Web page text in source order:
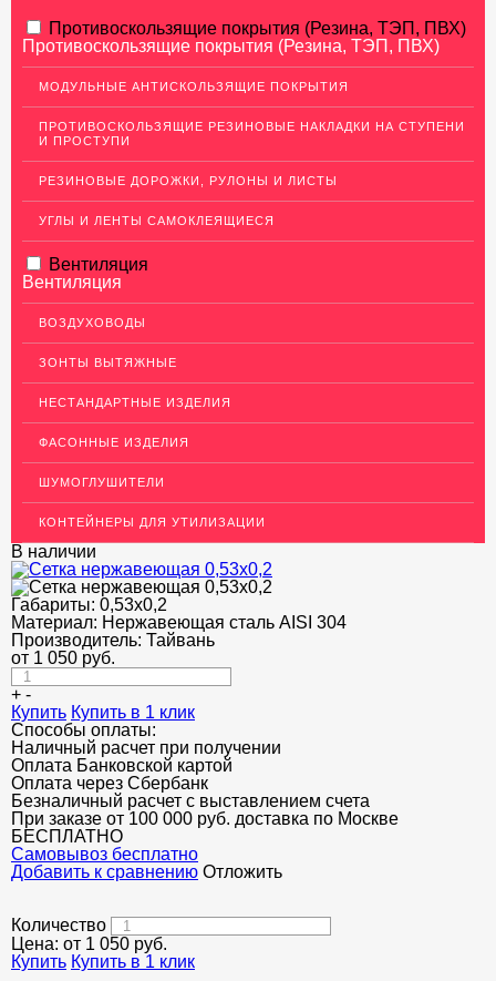
АЛЮМИНИЕВЫЙ ПРОКАТ
НЕРЖАВЕЮЩАЯ СТАЛЬ
Нержавеющие листы
Уголки из нержавеющей стали
Полоса из нержавейки
Нержавеющие трубы
ПВЛ-листы
Сетка из нержавейки
МЕДНЫЙ ПРОКАТ
ЛАТУННЫЙ ПРОКАТ
ДЕКОР НЕРЖАВЕЙКА
ОГРАЖДЕНИЯ ДЛЯ ЛЕСТНИЦ
ЭЛЕКТРОДЫ
ДЕКОРАТИВНЫЙ УГОЛОК
МЕТАЛЛИЧЕСКИЕ ПОРОГИ НАПОЛЬНЫЕ (ДЛЯ ПОЛА),
РАСКЛАДКА, ПЛИНТУС
АКЦИИ
НЕДОРОГОЙ МЕТАЛЛОПРОКАТ
Противоскользящие покрытия (Резина, ТЭП, ПВХ)
Противоскользящие покрытия (Резина, ТЭП, ПВХ)
МОДУЛЬНЫЕ АНТИСКОЛЬЗЯЩИЕ ПОКРЫТИЯ
ПРОТИВОСКОЛЬЗЯЩИЕ РЕЗИНОВЫЕ НАКЛАДКИ НА СТУПЕНИ
И ПРОСТУПИ
РЕЗИНОВЫЕ ДОРОЖКИ, РУЛОНЫ И ЛИСТЫ
УГЛЫ И ЛЕНТЫ САМОКЛЕЯЩИЕСЯ
Вентиляция
Вентиляция
ВОЗДУХОВОДЫ
ЗОНТЫ ВЫТЯЖНЫЕ
НЕСТАНДАРТНЫЕ ИЗДЕЛИЯ
ФАСОННЫЕ ИЗДЕЛИЯ
ШУМОГЛУШИТЕЛИ
КОНТЕЙНЕРЫ ДЛЯ УТИЛИЗАЦИИ
В наличии
Габариты: 0,53x0,2
Материал: Нержавеющая сталь AISI 304
Производитель: Тайвань
от 1 050 руб.
+ -
Купить Купить в 1 клик
Способы оплаты:
Наличный расчет при получении
Оплата Банковской картой
Оплата через Сбербанк
Безналичный расчет с выставлением счета
При заказе от 100 000 руб. доставка по Москве
БЕСПЛАТНО
Cамовывоз бесплатно
Добавить к сравнению Отложить
Количество
Цена: от 1 050 руб.
Купить Купить в 1 клик